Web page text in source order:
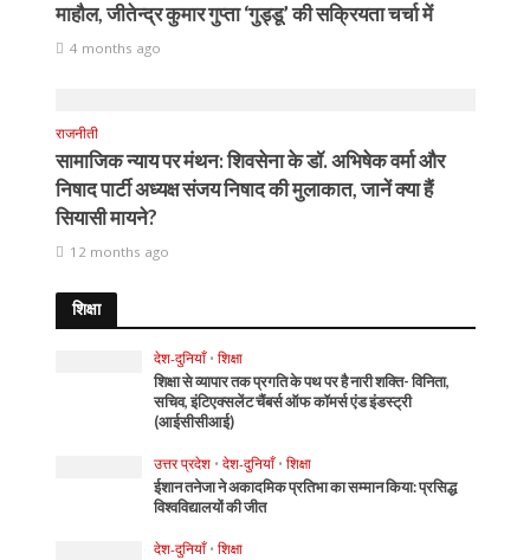
माहौल, जीतेन्द्र कुमार गुप्ता ‘गुड्डू’ की सक्रियता चर्चा में
4 months ago
राजनीती
सामाजिक न्याय पर मंथन: शिवसेना के डॉ. अभिषेक वर्मा और
निषाद पार्टी अध्यक्ष संजय निषाद की मुलाकात, जानें क्या हैं
सियासी मायने?
12 months ago
शिक्षा
देश-दुनियाँ • शिक्षा
शिक्षा से व्यापार तक प्रगति के पथ पर है नारी शक्ति- विनिता,
सचिव, इंटिएक्सलेंट चैंबर्स ऑफ कॉमर्स एंड इंडस्ट्री
(आईसीसीआई)
उत्तर प्रदेश • देश-दुनियाँ • शिक्षा
ईशान तनेजा ने अकादमिक प्रतिभा का सम्मान किया: प्रसिद्ध
विश्वविद्यालयों की जीत
देश-दुनियाँ • शिक्षा